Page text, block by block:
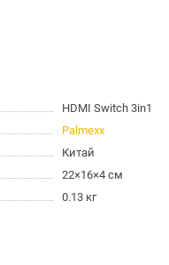
HDMI Switch 3in1
Palmexx
Китай
22×16×4 см
0.13 кг